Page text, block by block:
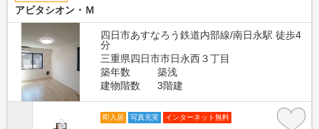
アビタシオン・Ｍ
四日市あすなろう鉄道内部線/南日永駅 徒歩4
分
三重県四日市市日永西３丁目
築年数
築浅
建物階数
3階建
即入居 写真充実 インターネット無料